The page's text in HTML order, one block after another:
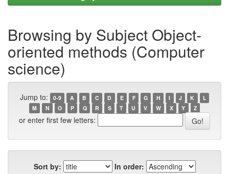
Browsing by Subject Object-
oriented methods (Computer
science)
Jump to: 0-9 A B C D E F G H I J K
L
M
N O P Q R S T U V W X Y Z
or enter first few letters:
Sort by:
In order: